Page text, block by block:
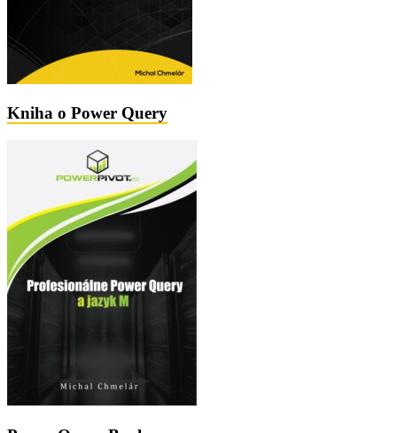
Kniha o Power Query